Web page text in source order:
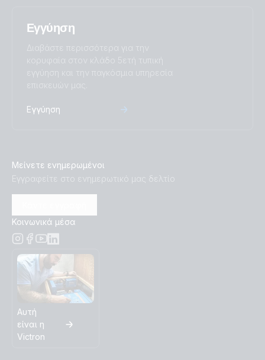
Εγγύηση
Διαβάστε περισσότερα για την
κορυφαία στον κλάδο 5ετή τυπική
εγγύηση και την παγκόσμια υπηρεσία
επισκευών μας.
Εγγύηση
Μείνετε ενημερωμένοι
Εγγραφείτε στο ενημερωτικό μας δελτίο
Κοινωνικά μέσα
Αυτή
είναι η
Victron